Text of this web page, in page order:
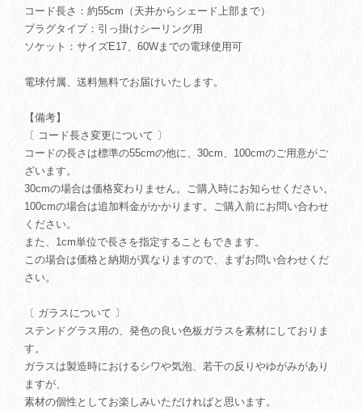
コード長さ：約55cm（天井からシェード上部まで）
プラグタイプ：引っ掛けシーリング用
ソケット：サイズE17、60Wまでの電球使用可
電球付属、送料無料でお届けいたします。
【備考】
〔 コード長さ変更について 〕
コードの長さは標準の55cmの他に、30cm、100cmのご用意がご
ざいます。
30cmの場合は価格変わりません。ご購入時にお知らせください。
100cmの場合は追加料金がかかります。ご購入前にお問い合わせ
ください。
また、1cm単位で長さを指定することもできます。
この場合は価格と納期が異なりますので、まずお問い合わせくだ
さい。
〔 ガラスについて 〕
ステンドグラス用の、発色の良い色板ガラスを素材にしておりま
す。
ガラスは製造時におけるシワや気泡、若干の反りやゆがみがあり
ますが、
素材の個性としてお楽しみいただければと思います。